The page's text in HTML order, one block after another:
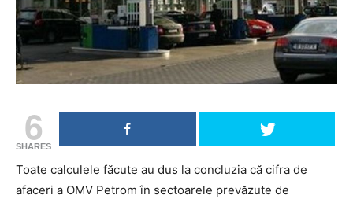
6
SHARES
Toate calculele făcute au dus la concluzia că cifra de
afaceri a OMV Petrom în sectoarele prevăzute de